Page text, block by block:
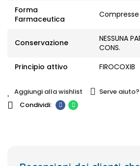
Forma
Farmaceutica
Compresse
Conservazione
NESSUNA
CONS.
Principio attivo
FIROCOXIB
Aggiungi alla wishlist Serve aiuto?